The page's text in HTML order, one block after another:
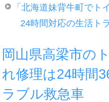
「北海道妹背牛町でト
24時間対応の生活ト
岡山県高梁市の
れ修理は24時間
ラブル救急車